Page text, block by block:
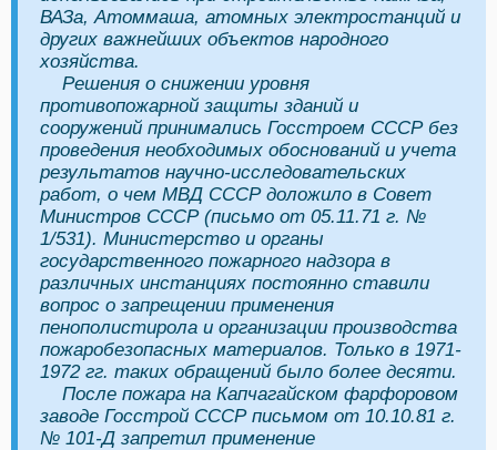
ВАЗа, Атоммаша, атомных электростанций и
других важнейших объектов народного
хозяйства.
Решения о снижении уровня
противопожарной защиты зданий и
сооружений принимались Госстроем СССР без
проведения необходимых обоснований и учета
результатов научно-исследовательских
работ, о чем МВД СССР доложило в Совет
Министров СССР (письмо от 05.11.71 г. №
1/531). Министерство и органы
государственного пожарного надзора в
различных инстанциях постоянно ставили
вопрос о запрещении применения
пенополистирола и организации производства
пожаробезопасных материалов. Только в 1971-
1972 гг. таких обращений было более десяти.
После пожара на Капчагайском фарфоровом
заводе Госстрой СССР письмом от 10.10.81 г.
№ 101-Д запретил применение